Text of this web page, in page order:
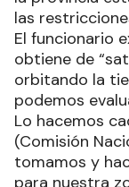
las
El funcionario
obtiene de
orbitando la
podemos
Lo hacemos
(Comisión
tomamos y
para nuestra